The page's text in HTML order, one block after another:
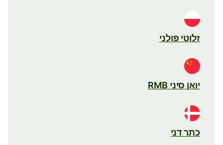
זלוטי פולני
יואן סיני RMB
כתר דני